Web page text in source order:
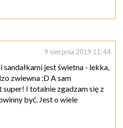
9 sierpnia 2019 11:44
sandałkami jest świetna - lekka,
zwiewna :D A sam
super! I totalnie zgadzam się z
być. Jest o wiele